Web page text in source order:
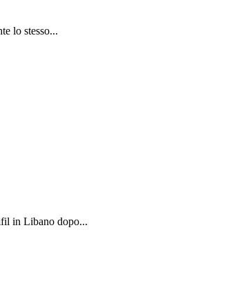
lo stesso...
in Libano dopo...